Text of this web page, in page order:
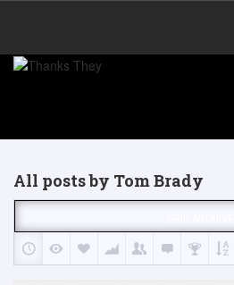
All posts by Tom Brady